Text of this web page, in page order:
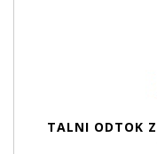
TALNI ODTOK